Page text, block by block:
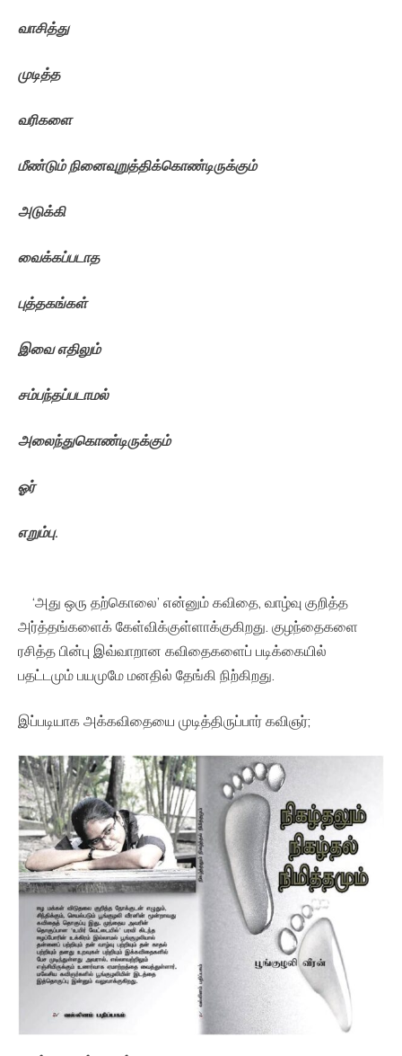
வாசித்து
முடித்த
வரிகளை
மீண்டும் நினைவுறுத்திக்கொண்டிருக்கும்
அடுக்கி
வைக்கப்படாத
புத்தகங்கள்
இவை எதிலும்
சம்பந்தப்படாமல்
அலைந்துகொண்டிருக்கும்
ஓர்
எறும்பு.
‘அது ஒரு தற்கொலை’ என்னும் கவிதை, வாழ்வு குறித்த
அர்த்தங்களைக் கேள்விக்குள்ளாக்குகிறது. குழந்தைகளை
ரசித்த பின்பு இவ்வாறான கவிதைகளைப் படிக்கையில்
பதட்டமும் பயமுமே மனதில் தேங்கி நிற்கிறது.
இப்படியாக அக்கவிதையை முடித்திருப்பார் கவிஞர்;